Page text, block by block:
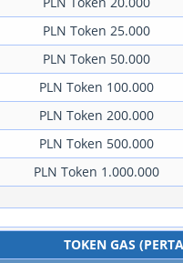
PLN Token 25.000
PLN Token 50.000
PLN Token 100.000
PLN Token 200.000
PLN Token 500.000
PLN Token 1.000.000
TOKEN GAS